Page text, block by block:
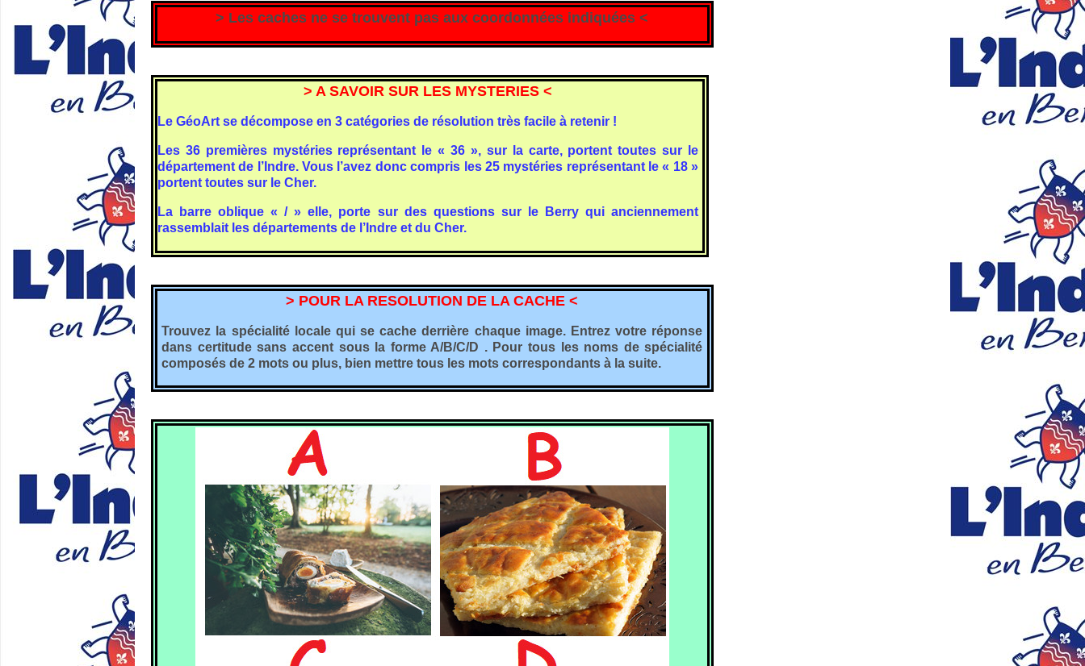
> Les caches ne se trouvent pas aux coordonnées indiquées <
> A SAVOIR SUR LES MYSTERIES <
Le GéoArt se décompose en 3 catégories de résolution très facile à retenir !
Les 36 premières mystéries représentant le « 36 », sur la carte, portent toutes sur le
département de l’Indre. Vous l’avez donc compris les 25 mystéries représentant le « 18 »
portent toutes sur le Cher.
La barre oblique « / » elle, porte sur des questions sur le Berry qui anciennement
rassemblait les départements de l’Indre et du Cher.
> POUR LA RESOLUTION DE LA CACHE <
Trouvez la spécialité locale qui se cache derrière chaque image. Entrez votre réponse
dans certitude sans accent sous la forme A/B/C/D . Pour tous les noms de spécialité
composés de 2 mots ou plus, bien mettre tous les mots correspondants à la suite.